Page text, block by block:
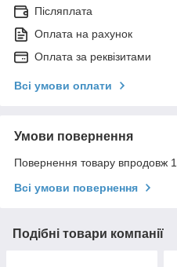
Післяплата
Оплата на рахунок
Оплата за реквізитами
Всі умови оплати
Умови повернення
Повернення товару впродовж
Всі умови повернення
Подібні товари компанії